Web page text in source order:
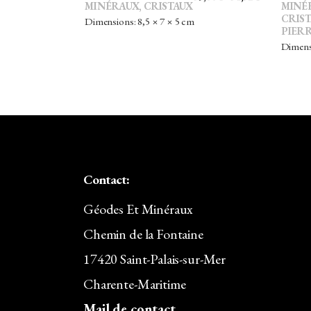
PRIX
ACTUEL
MINÉRAUX, CRISTAUX
Dimensions: 8,5 × 7 × 5 cm
Contact:
Géodes Et Minéraux
Chemin de la Fontaine
17420 Saint-Palais-sur-Mer
Charente-Maritime